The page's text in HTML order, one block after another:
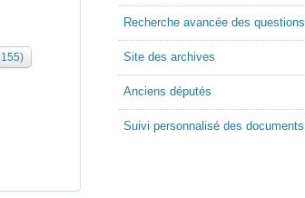
Recherche avancée des questions
Site des archives
Anciens députés
Suivi personnalisé des documents